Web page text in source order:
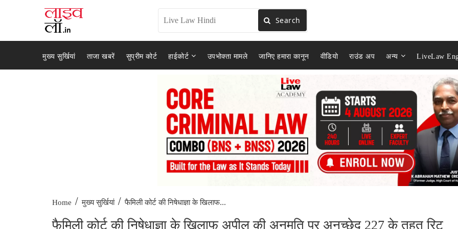
Search
मुख्य सुर्खियां ताजा खबरें सुप्रीम कोर्ट हाईकोर्ट उपभोक्ता मामले जानिए हमारा कानून वीडियो राउंड अप अन्य LiveLaw
Home / मुख्य सुर्खियां / फैमिली कोर्ट की निषेधाज्ञा के खिलाफ...
फैमिली कोर्ट की निषेधाज्ञा के खिलाफ अपील की अनुमति पर अनुच्छेद 227 के तहत रिट